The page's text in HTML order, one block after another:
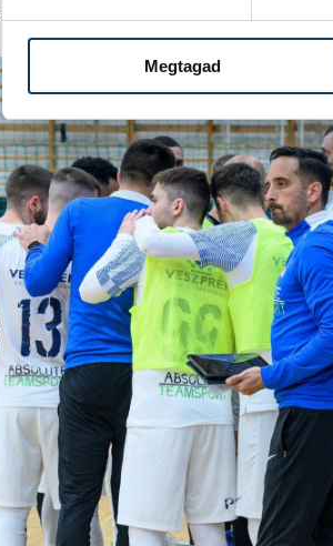
Megtagad
a szünetig meg is őriztek (